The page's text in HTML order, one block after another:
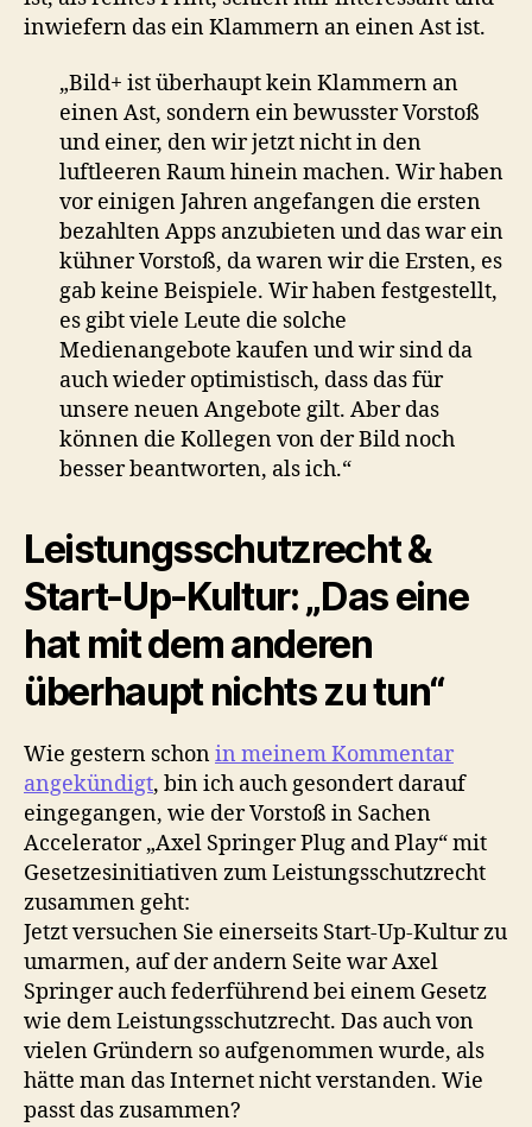
inwiefern das ein Klammern an einen Ast ist.
„Bild+ ist überhaupt kein Klammern an
einen Ast, sondern ein bewusster Vorstoß
und einer, den wir jetzt nicht in den
luftleeren Raum hinein machen. Wir haben
vor einigen Jahren angefangen die ersten
bezahlten Apps anzubieten und das war ein
kühner Vorstoß, da waren wir die Ersten, es
gab keine Beispiele. Wir haben festgestellt,
es gibt viele Leute die solche
Medienangebote kaufen und wir sind da
auch wieder optimistisch, dass das für
unsere neuen Angebote gilt. Aber das
können die Kollegen von der Bild noch
besser beantworten, als ich.“
Leistungsschutzrecht &
Start-Up-Kultur: „Das eine
hat mit dem anderen
überhaupt nichts zu tun“
Wie gestern schonin meinem Kommentar
angekündigt, bin ich auch gesondert darauf
eingegangen, wie der Vorstoß in Sachen
Accelerator „Axel Springer Plug and Play“ mit
Gesetzesinitiativen zum Leistungsschutzrecht
zusammen geht:
Jetzt versuchen Sie einerseits Start-Up-Kultur zu
umarmen, auf der andern Seite war Axel
Springer auch federführend bei einem Gesetz
wie dem Leistungsschutzrecht. Das auch von
vielen Gründern so aufgenommen wurde, als
hätte man das Internet nicht verstanden. Wie
passt das zusammen?